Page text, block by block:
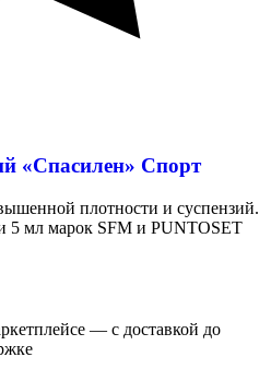
«Спасилен» Спорт
плотности и суспензий.
5 мл марок SFM и PUNTOSET
— с доставкой до